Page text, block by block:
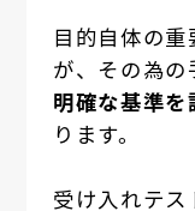
目的自体の重
が、その為の
明確な基準を
ります。
受け入れテス